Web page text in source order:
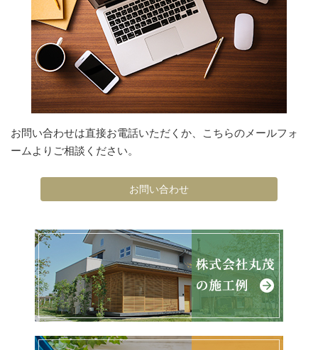
お問い合わせは直接お電話いただくか、こちらのメールフォ
ームよりご相談ください。
お問い合わせ